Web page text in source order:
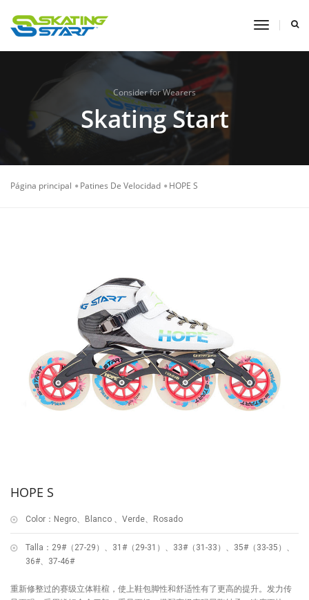
toggle
Consider for Wearers
Skating Start
Página principal Patines De Velocidad HOPE S
HOPE S
Color：Negro、Blanco 、Verde、Rosado
Talla：29#（27-29）、31#（29-31）、33#（31-33）、35#（33-35）、
36#、37-46#
重新修整过的赛级立体鞋楦，使上鞋包脚性和舒适性有了更高的提升。发力传